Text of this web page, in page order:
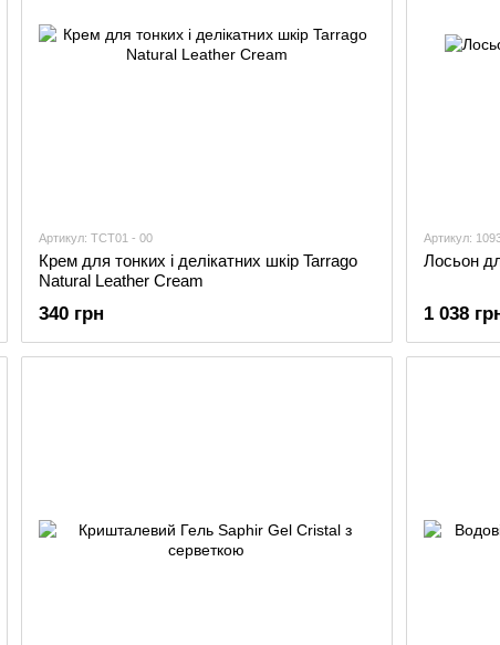
Артикул: TCT01 - 00
Крем для тонких і делікатних шкір Tarrago
Natural Leather Cream
340 грн
Артикул:
Лосьон
1 038